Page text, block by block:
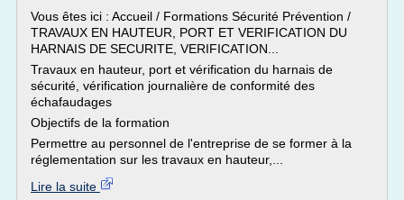
Vous êtes ici : Accueil / Formations Sécurité Prévention /
TRAVAUX EN HAUTEUR, PORT ET VERIFICATION DU
HARNAIS DE SECURITE, VERIFICATION...
Travaux en hauteur, port et vérification du harnais de
sécurité, vérification journalière de conformité des
échafaudages
Objectifs de la formation
Permettre au personnel de l'entreprise de se former à la
réglementation sur les travaux en hauteur,...
Lire la suite